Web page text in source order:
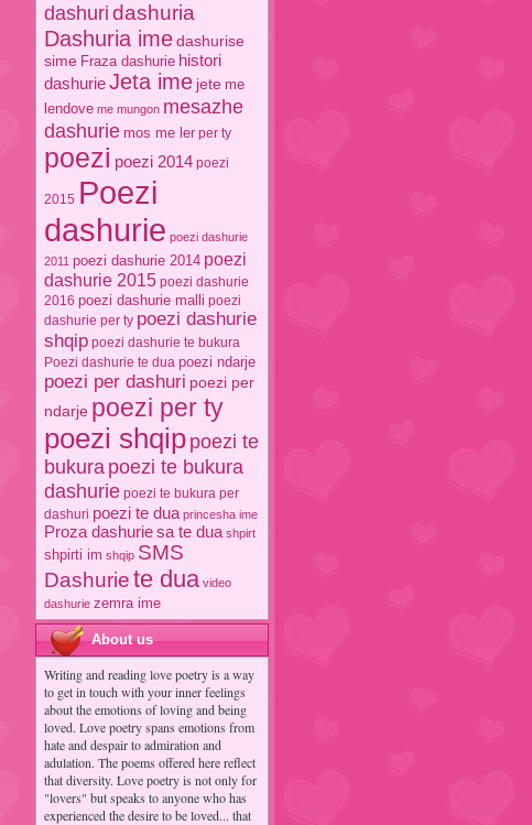
dashuridashuria
Dashuria imedashurise
sime Fraza dashurie histori
dashurieJeta ime jete me
lendove me mungon mesazhe
dashurie mos me ler per ty
poezi poezi 2014 poezi
2015 Poezi
dashurie poezi dashurie
2011 poezi dashurie 2014 poezi
dashurie 2015 poezi dashurie
2016 poezi dashurie malli poezi
dashurie per ty poezi dashurie
shqip poezi dashurie te bukura
Poezi dashurie te dua poezi ndarje
poezi per dashuri poezi per
ndarje poezi per ty
poezi shqip poezi te
bukura poezi te bukura
dashurie poezi te bukura per
dashuri poezi te dua princesha ime
Proza dashuriesa te dua shpirt
shpirti im shqip SMS
Dashuriete dua video
dashurie zemra ime
About us
Writing and reading love poetry is a way
to get in touch with your inner feelings
about the emotions of loving and being
loved. Love poetry spans emotions from
hate and despair to admiration and
adulation. The poems offered here reflect
that diversity. Love poetry is not only for
"lovers" but speaks to anyone who has
experienced the desire to be loved... that